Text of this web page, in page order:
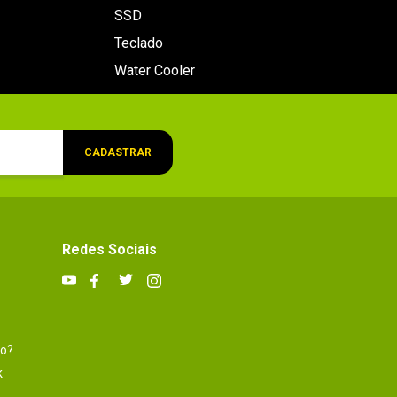
SSD
Teclado
Water Cooler
CADASTRAR
Redes Sociais